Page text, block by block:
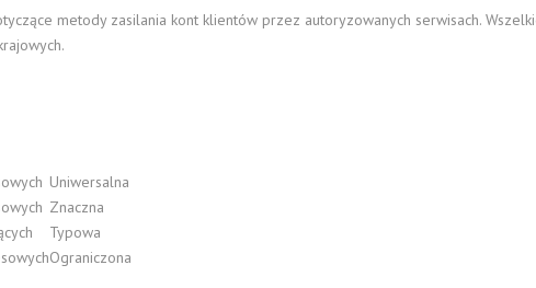
metody zasilania kont klientów przez autoryzowanych serwisach.
Uniwersalna
Znaczna
Typowa
Ograniczona